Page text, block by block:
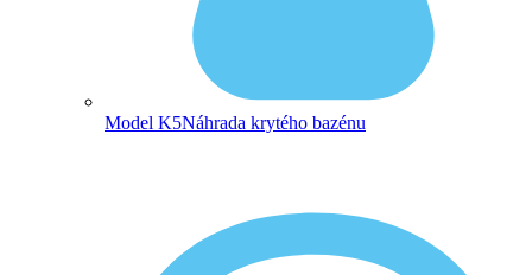
Model K5Náhrada krytého bazénu